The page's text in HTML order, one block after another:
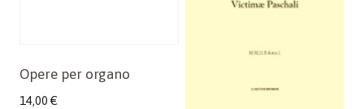
Opere per organo
14,00 €